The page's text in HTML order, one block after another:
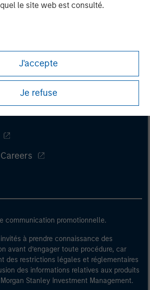
le site web est consulté.
J'accepte
Je refuse
communication promotionnelle.
à prendre connaissance des
avant d’engager toute procédure, car
des restrictions légales et réglementaires
des informations relatives aux produits
Stanley Investment Management.